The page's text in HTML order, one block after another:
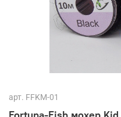
арт. FFKM-01